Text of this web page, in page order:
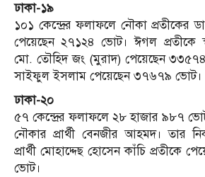
ঢাকা-১৯
১০১ কেন্দ্রের ফলাফলে নৌকা প্রতীকের
পেয়েছেন ২৭১২৪ ভোট। ঈগল প্রতীকে
মো. তৌহিদ জং (মুরাদ) পেয়েছেন
সাইফুল ইসলাম পেয়েছেন ৩৭৬৭৯ ভোট।
ঢাকা-২০
৫৭ কেন্দ্রের ফলাফলে ২৮ হাজার ৯৮৭
নৌকার প্রার্থী বেনজীর আহমদ। তার
প্রার্থী মোহাদ্দেছ হোসেন কাঁচি প্রতীকে
ভোট।